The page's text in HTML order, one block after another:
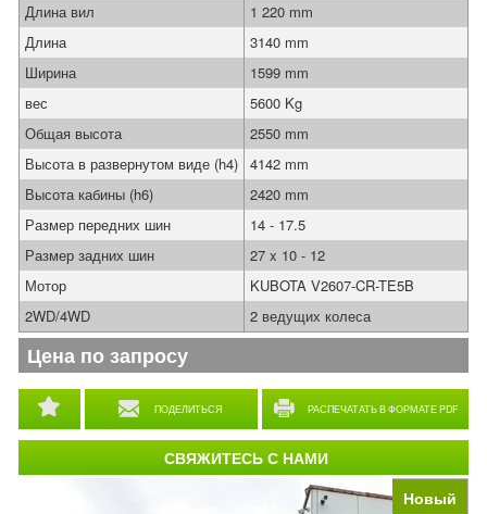
Новый
ПОДЕЛИТЬСЯ РАСПЕЧАТАТЬ В ФОРМАТЕ PDF
Длина вил
1 220 mm
Длина
3140 mm
Ширина
1599 mm
вес
5600 Kg
Общая высота
2550 mm
Высота в развернутом виде (h4) 4142 mm
Высота кабины (h6)
2420 mm
Размер передних шин
14 - 17.5
Размер задних шин
27 x 10 - 12
Мотор
KUBOTA V2607-CR-TE5B
2WD/4WD
2 ведущих колеса
Цена по запросу
СВЯЖИТЕСЬ С НАМИ